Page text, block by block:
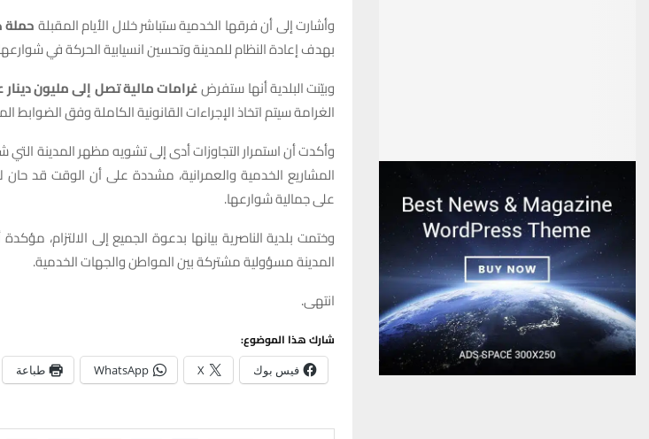
وأشارت إلى أن فرقها الخدمية ستباشر خلال الأيام المقبلة
بهدف إعادة النظام للمدينة وتحسين انسيابية الحركة في
وبيّنت البلدية أنها ستفرضغرامات مالية تصل إلى مليون دينار
الغرامة سيتم اتخاذ الإجراءات القانونية الكاملة وفق الضوابط
وأكدت أن استمرار التجاوزات أدى إلى تشويه مظهر المدينة
المشاريع الخدمية والعمرانية، مشددة على أن الوقت قد حان
على جمالية شوارعها.
وختمت بلدية الناصرية بيانها بدعوة الجميع إلى الالتزام،
المدينة مسؤولية مشتركة بين المواطن والجهات الخدمية.
انتهى.
شارك هذا الموضوع:
فيس بوك X
WhatsApp طباعة